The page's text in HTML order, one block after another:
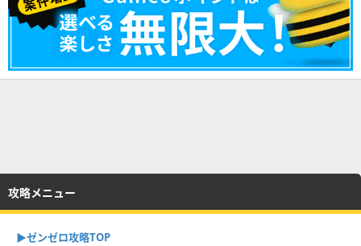
攻略メニュー
▶︎ゼンゼロ攻略TOP